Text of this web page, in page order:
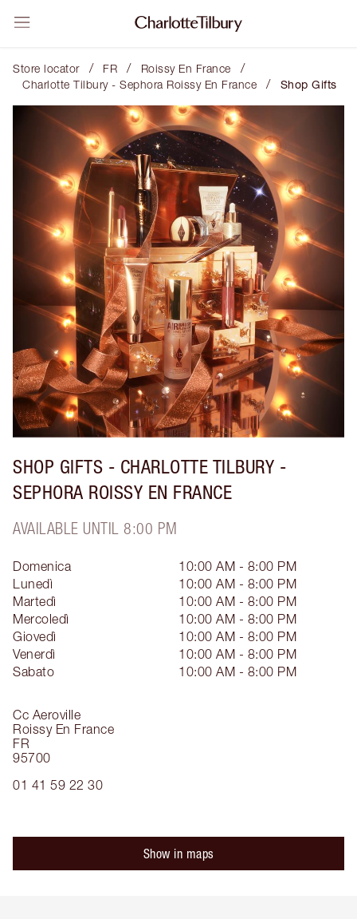
Store locator / FR / Roissy En France /
Charlotte Tilbury - Sephora Roissy En France / Shop Gifts
SHOP GIFTS - CHARLOTTE TILBURY -
SEPHORA ROISSY EN FRANCE
AVAILABLE UNTIL 8:00 PM
Cc Aeroville
Roissy En France
FR
95700
01 41 59 22 30
Domenica
10:00 AM - 8:00 PM
Lunedì
10:00 AM - 8:00 PM
Martedì
10:00 AM - 8:00 PM
Mercoledì
10:00 AM - 8:00 PM
Giovedì
10:00 AM - 8:00 PM
Venerdì
10:00 AM - 8:00 PM
Sabato
10:00 AM - 8:00 PM
Show in maps